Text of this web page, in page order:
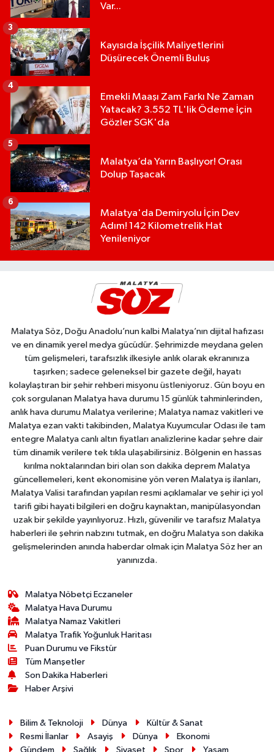
Var...
Kayısıda İşçilik Maliyetlerini
Düşürecek Önemli Buluş
3
Emekli Maaşı Zam Farkı Ne Zaman
Yatacak? 3.552 TL'lik Ödeme İçin
Gözler SGK'da
4
Malatya’da Yarın Başlıyor! Orası
Dolup Taşacak
5
Malatya'da Demiryolu İçin Dev
Adım! 142 Kilometrelik Hat
Yenileniyor
6
Malatya Söz, Doğu Anadolu’nun kalbi Malatya’nın dijital hafızası
ve en dinamik yerel medya gücüdür. Şehrimizde meydana gelen
tüm gelişmeleri, tarafsızlık ilkesiyle anlık olarak ekranınıza
taşırken; sadece geleneksel bir gazete değil, hayatı
kolaylaştıran bir şehir rehberi misyonu üstleniyoruz. Gün boyu en
çok sorgulanan Malatya hava durumu 15 günlük tahminlerinden,
anlık hava durumu Malatya verilerine; Malatya namaz vakitleri ve
Malatya ezan vakti takibinden, Malatya Kuyumcular Odası ile tam
entegre Malatya canlı altın fiyatları analizlerine kadar şehre dair
tüm dinamik verilere tek tıkla ulaşabilirsiniz. Bölgenin en hassas
kırılma noktalarından biri olan son dakika deprem Malatya
güncellemeleri, kent ekonomisine yön veren Malatya iş ilanları,
Malatya Valisi tarafından yapılan resmi açıklamalar ve şehir içi yol
tarifi gibi hayati bilgileri en doğru kaynaktan, manipülasyondan
uzak bir şekilde yayınlıyoruz. Hızlı, güvenilir ve tarafsız Malatya
haberleri ile şehrin nabzını tutmak, en doğru Malatya son dakika
gelişmelerinden anında haberdar olmak için Malatya Söz her an
yanınızda.
Malatya Nöbetçi Eczaneler
Malatya Hava Durumu
Malatya Namaz Vakitleri
Malatya Trafik Yoğunluk Haritası
Puan Durumu ve Fikstür
Tüm Manşetler
Son Dakika Haberleri
Haber Arşivi
Bilim & Teknoloji Dünya
Kültür & Sanat
Resmi İlanlar
Asayiş Dünya
Ekonomi
Gündem
Sağlık Siyaset Spor Yaşam